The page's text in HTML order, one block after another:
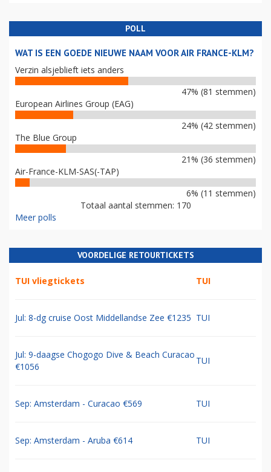
POLL
WAT IS EEN GOEDE NIEUWE NAAM VOOR AIR FRANCE-KLM?
Verzin alsjeblieft iets anders
47% (81 stemmen)
European Airlines Group (EAG)
24% (42 stemmen)
The Blue Group
21% (36 stemmen)
Air-France-KLM-SAS(-TAP)
6% (11 stemmen)
Totaal aantal stemmen: 170
Meer polls
VOORDELIGE RETOURTICKETS
TUI vliegtickets TUI
Jul: 8-dg cruise Oost Middellandse Zee €1235 TUI
Jul: 9-daagse Chogogo Dive & Beach Curacao
€1056
TUI
Sep: Amsterdam - Curacao €569 TUI
Sep: Amsterdam - Aruba €614 TUI